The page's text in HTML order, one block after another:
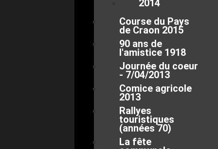
2014
Course du Pays
de Craon 2015
90 ans de
l'amistice 1918
Journée du coeur
- 7/04/2013
Comice agricole
2013
Rallyes
touristiques
(années 70)
La fête